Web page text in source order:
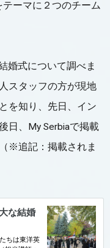
ーマに２つのチーム
婚式について調べま
スタッフの方が現地
を知り、先日、イン
日、My Serbiaで掲載
※追記：掲載されま